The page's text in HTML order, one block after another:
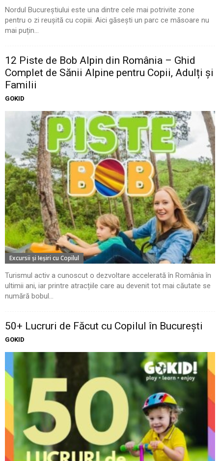
Nordul Bucureștiului este una dintre cele mai potrivite zone
pentru o zi reușită cu copiii. Aici găsești un parc ce măsoare nu
mai puțin...
12 Piste de Bob Alpin din România – Ghid
Complet de Sănii Alpine pentru Copii, Adulți și
Familii
GOKID
Excursii şi Ieşiri cu Copilul
Turismul activ a cunoscut o dezvoltare accelerată în România în
ultimii ani, iar printre atracțiile care au devenit tot mai căutate se
numără bobul...
50+ Lucruri de Făcut cu Copilul în București
GOKID